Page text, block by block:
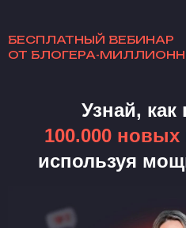
БЕСПЛАТНЫЙ ВЕБИНАР
ОТ БЛОГЕРА-
Узнай, как
100.000
используя